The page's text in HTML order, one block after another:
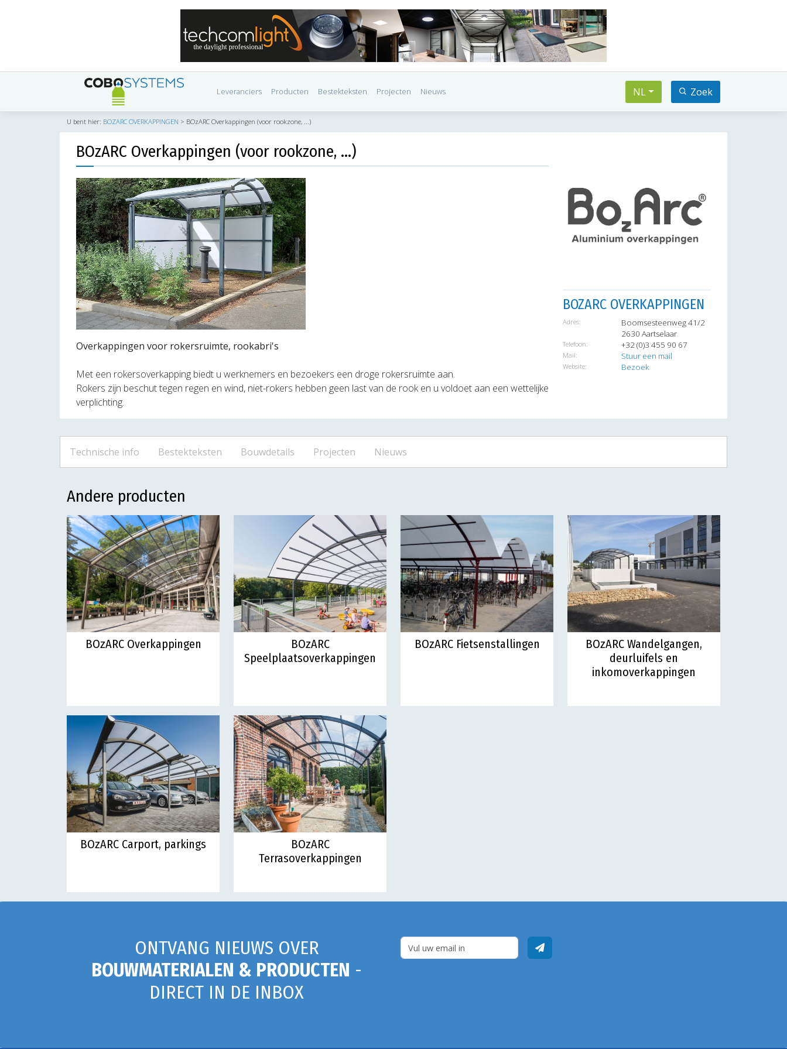
Leveranciers Producten Bestekteksten Projecten Nieuws NL Zoek
U bent hier: BOZARC OVERKAPPINGEN > BOzARC Overkappingen (voor rookzone, ...)
BOzARC Overkappingen (voor rookzone, ...)
Overkappingen voor rokersruimte, rookabri's
Met een rokersoverkapping biedt u werknemers en bezoekers een droge rokersruimte aan.
Rokers zijn beschut tegen regen en wind, niet-rokers hebben geen last van de rook en u voldoet aan een wettelijke
verplichting.
BOZARC OVERKAPPINGEN
Adres:
Boomsesteenweg 41/2
2630 Aartselaar
Telefoon: +32 (0)3 455 90 67
Mail: Stuur een mail
Website: Bezoek
Technische info Bestekteksten Bouwdetails Projecten Nieuws
Andere producten
BOzARC Overkappingen
BOzARC
Speelplaatsoverkappingen
BOzARC Fietsenstallingen
BOzARC Wandelgangen,
deurluifels en
inkomoverkappingen
BOzARC Carport, parkings
BOzARC
Terrasoverkappingen
ONTVANG NIEUWS OVER
BOUWMATERIALEN & PRODUCTEN -
DIRECT IN DE INBOX